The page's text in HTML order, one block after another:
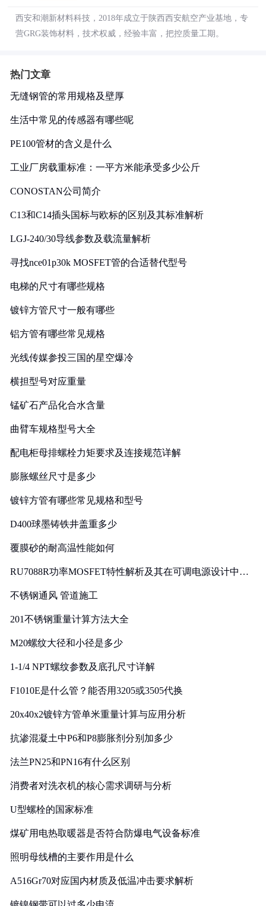
西安和潮新材料科技，2018年成立于陕西西安航空产业基地，专
营GRG装饰材料，技术权威，经验丰富，把控质量工期。
热门文章
无缝钢管的常用规格及壁厚
生活中常见的传感器有哪些呢
PE100管材的含义是什么
工业厂房载重标准：一平方米能承受多少公斤
CONOSTAN公司简介
C13和C14插头国标与欧标的区别及其标准解析
LGJ-240/30导线参数及载流量解析
寻找nce01p30k MOSFET管的合适替代型号
电梯的尺寸有哪些规格
镀锌方管尺寸一般有哪些
铝方管有哪些常见规格
光线传媒参投三国的星空爆冷
横担型号对应重量
锰矿石产品化合水含量
曲臂车规格型号大全
配电柜母排螺栓力矩要求及连接规范详解
膨胀螺丝尺寸是多少
镀锌方管有哪些常见规格和型号
D400球墨铸铁井盖重多少
覆膜砂的耐高温性能如何
RU7088R功率MOSFET特性解析及其在可调电源设计中的
不锈钢通风 管道施工
201不锈钢重量计算方法大全
M20螺纹大径和小径是多少
1-1/4 NPT螺纹参数及底孔尺寸详解
F1010E是什么管？能否用3205或3505代换
20x40x2镀锌方管单米重量计算与应用分析
抗渗混凝土中P6和P8膨胀剂分别加多少
法兰PN25和PN16有什么区别
消费者对洗衣机的核心需求调研与分析
U型螺栓的国家标准
煤矿用电热取暖器是否符合防爆电气设备标准
照明母线槽的主要作用是什么
A516Gr70对应国内材质及低温冲击要求解析